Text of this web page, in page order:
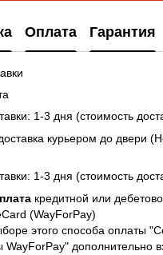
Оплата Гарантия
1-3 дня (стоимость
курьером до двери
1-3 дня (стоимость
кредитной или
(WayForPay)
этого способа оплаты
WayForPay" дополнительно